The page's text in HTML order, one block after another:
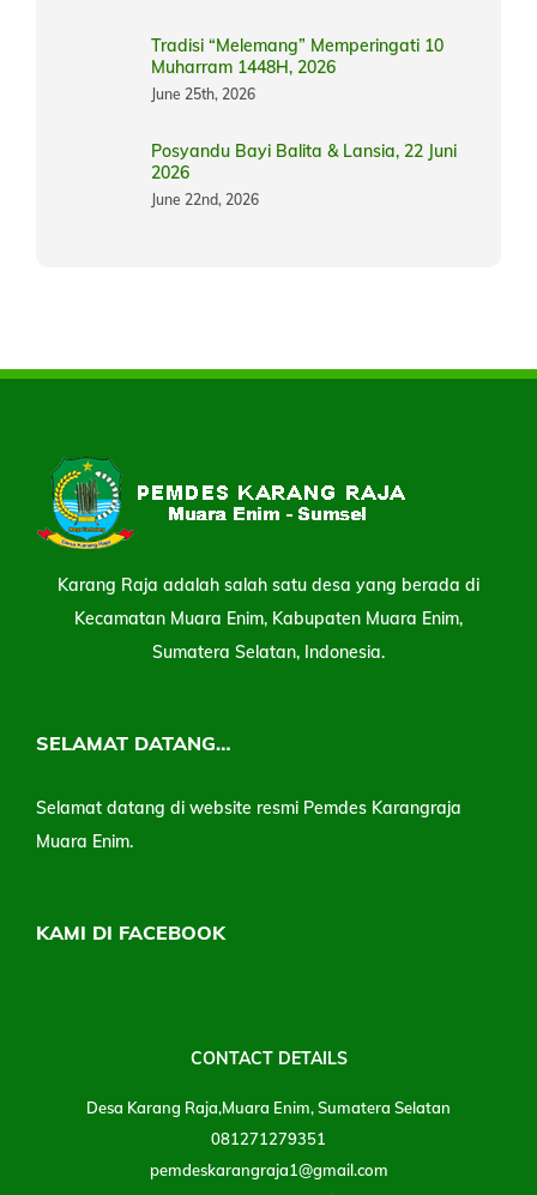
Tradisi “Melemang” Memperingati 10
Muharram 1448H, 2026
June 25th, 2026
Posyandu Bayi Balita & Lansia, 22 Juni
2026
June 22nd, 2026
Karang Raja adalah salah satu desa yang berada di
Kecamatan Muara Enim, Kabupaten Muara Enim,
Sumatera Selatan, Indonesia.
SELAMAT DATANG…
Selamat datang di website resmi Pemdes Karangraja
Muara Enim.
KAMI DI FACEBOOK
CONTACT DETAILS
Desa Karang Raja,Muara Enim, Sumatera Selatan
081271279351
pemdeskarangraja1@gmail.com